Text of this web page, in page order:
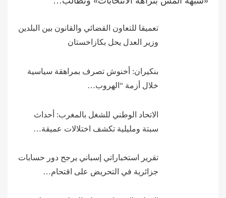
تعميقا للتعاون القضائي والقانون بين البلدين
وزير العدل يحل بكازاخستان
بنكيران: أخنوش تصرف بمراهقة سياسية
خلال أزمة “الهروب…
الاتحاد الوطني للشغل بالمغرب: أحداث
سبتة ومليلية تكشف اختلالات عميقة…
تقرير استخباراتي إسباني يرجح دور حسابات
جزائرية في التحريض على اقتحام…